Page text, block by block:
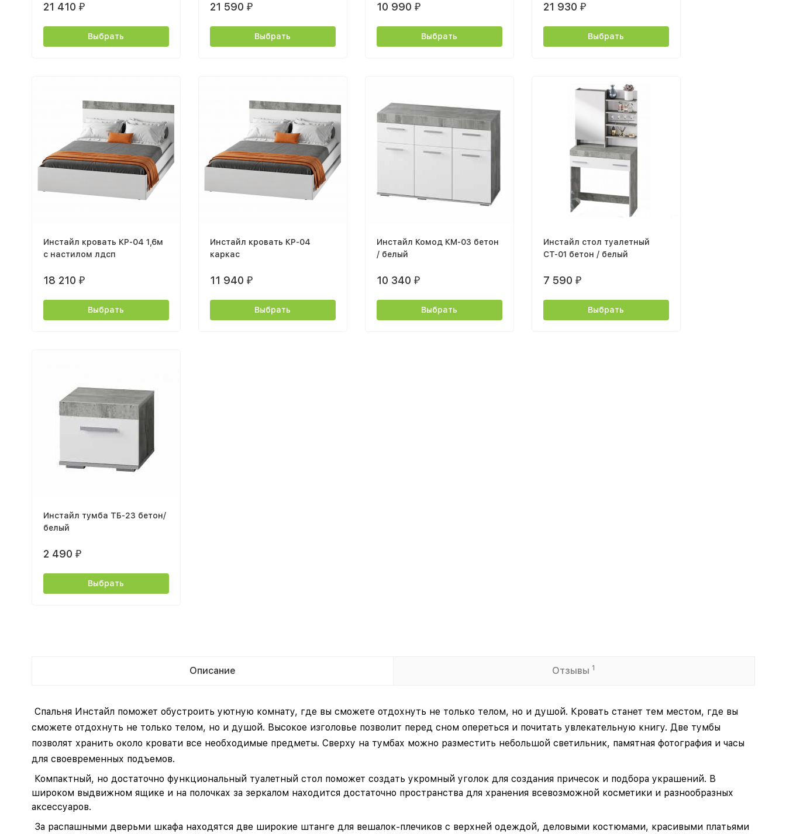
21 410 ₽
Выбрать
21 590 ₽
Выбрать
10 990 ₽
Выбрать
21 930 ₽
Выбрать
Инстайл кровать КР-04 1,6м
с настилом лдсп
18 210 ₽
Выбрать
Инстайл кровать КР-04
каркас
11 940 ₽
Выбрать
Инстайл Комод КМ-03 бетон
/ белый
10 340 ₽
Выбрать
Инстайл стол туалетный
СТ-01 бетон / белый
7 590 ₽
Выбрать
Инстайл тумба ТБ-23 бетон/
белый
2 490 ₽
Выбрать
Описание Отзывы 1
Спальня Инстайл поможет обустроить уютную комнату, где вы сможете отдохнуть не только телом, но и душой. Кровать станет тем местом, где вы
сможете отдохнуть не только телом, но и душой. Высокое изголовье позволит перед сном опереться и почитать увлекательную книгу. Две тумбы
позволят хранить около кровати все необходимые предметы. Сверху на тумбах можно разместить небольшой светильник, памятная фотография и часы
для своевременных подъемов.
Компактный, но достаточно функциональный туалетный стол поможет создать укромный уголок для создания причесок и подбора украшений. В
широком выдвижном ящике и на полочках за зеркалом находится достаточно пространства для хранения всевозможной косметики и разнообразных
аксессуаров.
За распашными дверьми шкафа находятся две широкие штанге для вешалок-плечиков с верхней одеждой, деловыми костюмами, красивыми платьями